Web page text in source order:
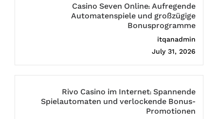
Casino Seven Online: Aufregende
Automatenspiele und großzügige
Bonusprogramme
itqanadmin
July 31, 2026
Rivo Casino im Internet: Spannende
Spielautomaten und verlockende Bonus-
Promotionen